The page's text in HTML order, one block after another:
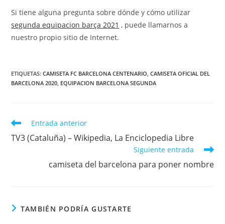
Si tiene alguna pregunta sobre dónde y cómo utilizar
segunda equipacion barça 2021 , puede llamarnos a
nuestro propio sitio de Internet.
ETIQUETAS:CAMISETA FC BARCELONA CENTENARIO, CAMISETA OFICIAL DEL
BARCELONA 2020, EQUIPACION BARCELONA SEGUNDA
Leer
artículos
Entrada anterior
TV3 (Cataluña) – Wikipedia, La Enciclopedia Libre
Siguiente entrada
camiseta del barcelona para poner nombre
TAMBIÉN PODRÍA GUSTARTE